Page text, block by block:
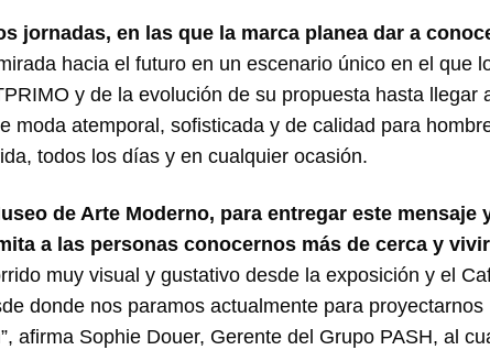
jornadas, en las que la marca planea dar a
hacia el futuro en un escenario único en el que
y de la evolución de su propuesta hasta llegar
moda atemporal, sofisticada y de calidad para
todos los días y en cualquier ocasión.
de Arte Moderno, para entregar este mensaje
a las personas conocernos más de cerca y
muy visual y gustativo desde la exposición y el
donde nos paramos actualmente para proyectarnos
afirma Sophie Douer, Gerente del Grupo PASH, al